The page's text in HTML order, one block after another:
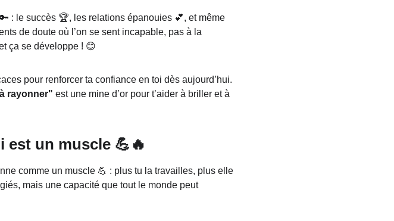
: le succès 🏆, les relations épanouies 💕, et même
de doute où l’on se sent incapable, pas à la
ça se développe ! 😊
pour renforcer ta confiance en toi dès aujourd’hui.
rayonner" est une mine d’or pour t’aider à briller et à
est un muscle 💪🔥
comme un muscle 💪 : plus tu la travailles, plus elle
mais une capacité que tout le monde peut